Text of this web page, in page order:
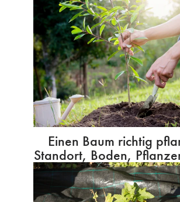
Einen Baum richtig
Standort, Boden,